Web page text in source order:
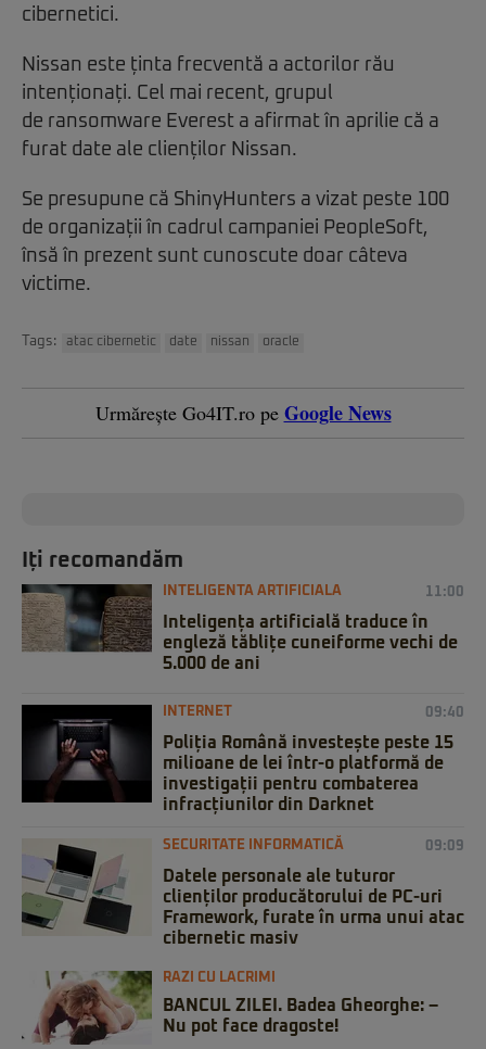
cibernetici.
Nissan este ținta frecventă a actorilor rău
intenționați. Cel mai recent, grupul
de ransomware Everest a afirmat în aprilie că a
furat date ale clienților Nissan.
Se presupune că ShinyHunters a vizat peste 100
de organizații în cadrul campaniei PeopleSoft,
însă în prezent sunt cunoscute doar câteva
victime.
Tags: atac cibernetic date nissan oracle
Urmărește Go4IT.ro pe Google News
Iți recomandăm
INTELIGENTA ARTIFICIALA 11:00
Inteligența artificială traduce în
engleză tăblițe cuneiforme vechi de
5.000 de ani
INTERNET 09:40
Poliția Română investește peste 15
milioane de lei într-o platformă de
investigații pentru combaterea
infracțiunilor din Darknet
SECURITATE INFORMATICĂ 09:09
Datele personale ale tuturor
clienților producătorului de PC-uri
Framework, furate în urma unui atac
cibernetic masiv
RAZI CU LACRIMI
BANCUL ZILEI. Badea Gheorghe: –
Nu pot face dragoste!